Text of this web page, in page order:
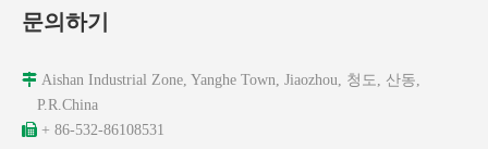
문의하기
 Aishan Industrial Zone, Yanghe Town, Jiaozhou, 청도, 산동,
P.R.China
 + 86-532-86108531